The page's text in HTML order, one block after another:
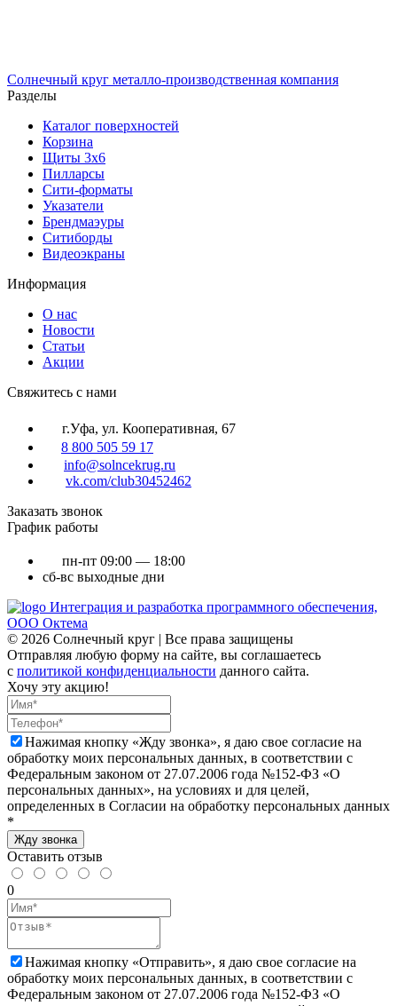
Солнечный круг металло-производственная компания
Разделы
Каталог поверхностей
Корзина
Щиты 3х6
Пилларсы
Сити-форматы
Указатели
Брендмаэуры
Ситиборды
Видеоэкраны
Информация
О нас
Новости
Статьи
Акции
Cвяжитесь с нами
г.Уфа, ул. Кооперативная, 67
8 800 505 59 17
info@solncekrug.ru
vk.com/club30452462
Заказать звонок
График работы
пн-пт 09:00 — 18:00
сб-вс выходные дни
Интеграция и разработка программного обеспечения,
ООО Октема
© 2026 Солнечный круг | Все права защищены
Отправляя любую форму на сайте, вы соглашаетесь
с политикой конфиденциальности данного сайта.
Хочу эту акцию!
Нажимая кнопку «Жду звонка», я даю свое согласие на
обработку моих персональных данных, в соответствии с
Федеральным законом от 27.07.2006 года №152-ФЗ «О
персональных данных», на условиях и для целей,
определенных в Согласии на обработку персональных данных
*
Жду звонка
Оставить отзыв
0
Нажимая кнопку «Отправить», я даю свое согласие на
обработку моих персональных данных, в соответствии с
Федеральным законом от 27.07.2006 года №152-ФЗ «О